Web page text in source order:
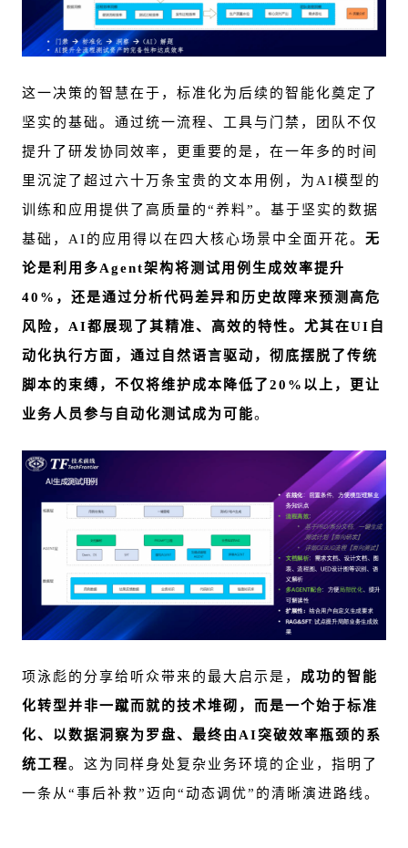
这一决策的智慧在于，标准化为后续的智能化奠定了
坚实的基础。通过统一流程、工具与门禁，团队不仅
提升了研发协同效率，更重要的是，在一年多的时间
里沉淀了超过六十万条宝贵的文本用例，为AI模型的
训练和应用提供了高质量的“养料”。基于坚实的数据
基础，AI的应用得以在四大核心场景中全面开花。 无
论是利用多Agent架构将测试用例生成效率提升
40%，还是通过分析代码差异和历史故障来预测高危
风险，AI都展现了其精准、高效的特性。尤其在UI自
动化执行方面，通过自然语言驱动，彻底摆脱了传统
脚本的束缚，不仅将维护成本降低了20%以上，更让
业务人员参与自动化测试成为可能。
项泳彪的分享给听众带来的最大启示是， 成功的智能
化转型并非一蹴而就的技术堆砌，而是一个始于标准
化、以数据洞察为罗盘、最终由AI突破效率瓶颈的系
统工程。这为同样身处复杂业务环境的企业，指明了
一条从“事后补救”迈向“动态调优”的清晰演进路线。